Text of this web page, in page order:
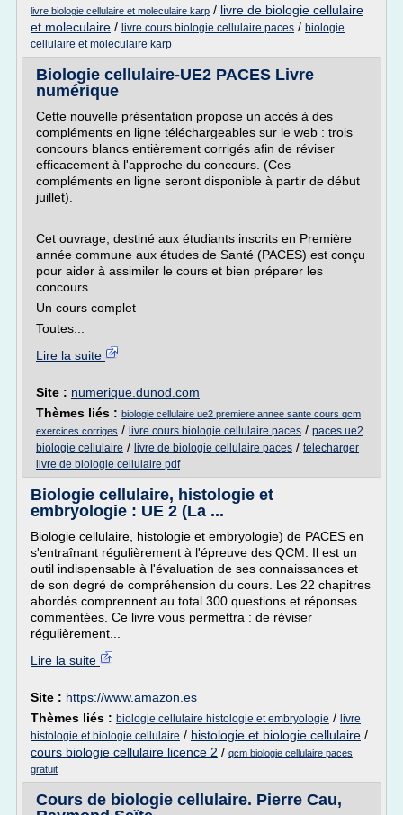
livre biologie cellulaire et moleculaire karp / livre de biologie cellulaire
et moleculaire / livre cours biologie cellulaire paces / biologie
cellulaire et moleculaire karp
Biologie cellulaire-UE2 PACES Livre
numérique
Cette nouvelle présentation propose un accès à des
compléments en ligne téléchargeables sur le web : trois
concours blancs entièrement corrigés afin de réviser
efficacement à l'approche du concours. (Ces
compléments en ligne seront disponible à partir de début
juillet).
Cet ouvrage, destiné aux étudiants inscrits en Première
année commune aux études de Santé (PACES) est conçu
pour aider à assimiler le cours et bien préparer les
concours.
Un cours complet
Toutes...
Lire la suite
Site : numerique.dunod.com
Thèmes liés : biologie cellulaire ue2 premiere annee sante cours qcm
exercices corriges / livre cours biologie cellulaire paces / paces ue2
biologie cellulaire / livre de biologie cellulaire paces / telecharger
livre de biologie cellulaire pdf
Biologie cellulaire, histologie et
embryologie : UE 2 (La ...
Biologie cellulaire, histologie et embryologie) de PACES en
s'entraînant régulièrement à l'épreuve des QCM. Il est un
outil indispensable à l'évaluation de ses connaissances et
de son degré de compréhension du cours. Les 22 chapitres
abordés comprennent au total 300 questions et réponses
commentées. Ce livre vous permettra : de réviser
régulièrement...
Lire la suite
Site : https://www.amazon.es
Thèmes liés : biologie cellulaire histologie et embryologie / livre
histologie et biologie cellulaire / histologie et biologie cellulaire /
cours biologie cellulaire licence 2 / qcm biologie cellulaire paces
gratuit
Cours de biologie cellulaire. Pierre Cau,